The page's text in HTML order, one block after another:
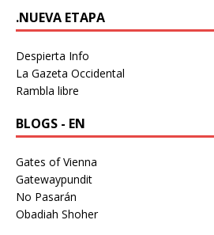
.NUEVA ETAPA
Despierta Info
La Gazeta Occidental
Rambla libre
BLOGS - EN
Gates of Vienna
Gatewaypundit
No Pasarán
Obadiah Shoher